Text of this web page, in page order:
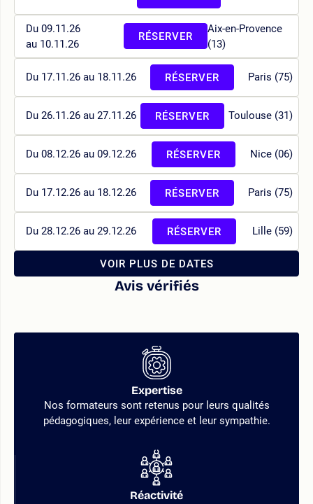
Du 09.11.26
au 10.11.26
Aix-en-Provence
(13)
RÉSERVER
Du 17.11.26 au 18.11.26 Paris (75)
RÉSERVER
Du 26.11.26 au 27.11.26 Toulouse (31)
RÉSERVER
Du 08.12.26 au 09.12.26 Nice (06)
RÉSERVER
Du 17.12.26 au 18.12.26 Paris (75)
RÉSERVER
Du 28.12.26 au 29.12.26 Lille (59)
RÉSERVER
VOIR PLUS DE DATES
Avis vérifiés
Expertise
Nos formateurs sont retenus pour leurs qualités
pédagogiques, leur expérience et leur sympathie.
Réactivité